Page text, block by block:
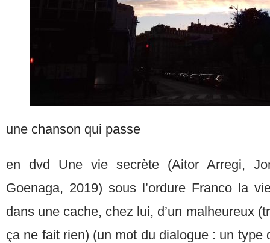
une chanson qui passe
en dvd Une vie secrète (Aitor Arregi,
Goenaga, 2019) sous l’ordure Franco la
dans une cache, chez lui, d’un malheureux
ça ne fait rien) (un mot du dialogue : un type